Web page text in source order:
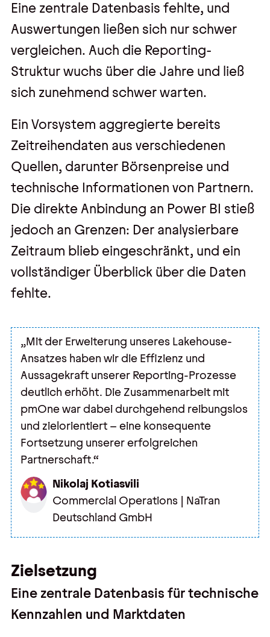
Eine zentrale Datenbasis fehlte, und
Auswertungen ließen sich nur schwer
vergleichen. Auch die Reporting-
Struktur wuchs über die Jahre und ließ
sich zunehmend schwer warten.
Ein Vorsystem aggregierte bereits
Zeitreihendaten aus verschiedenen
Quellen, darunter Börsenpreise und
technische Informationen von Partnern.
Die direkte Anbindung an Power BI stieß
jedoch an Grenzen: Der analysierbare
Zeitraum blieb eingeschränkt, und ein
vollständiger Überblick über die Daten
fehlte.
„Mit der Erweiterung unseres Lakehouse-
Ansatzes haben wir die Effizienz und
Aussagekraft unserer Reporting-Prozesse
deutlich erhöht. Die Zusammenarbeit mit
pmOne war dabei durchgehend reibungslos
und zielorientiert – eine konsequente
Fortsetzung unserer erfolgreichen
Partnerschaft.“
Nikolaj Kotiasvili
Commercial Operations | NaTran
Deutschland GmbH
Zielsetzung
Eine zentrale Datenbasis für technische
Kennzahlen und Marktdaten